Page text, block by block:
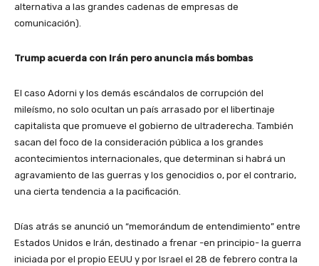
alternativa a las grandes cadenas de empresas de
comunicación).
Trump acuerda con Irán pero anuncia más bombas
El caso Adorni y los demás escándalos de corrupción del
mileísmo, no solo ocultan un país arrasado por el libertinaje
capitalista que promueve el gobierno de ultraderecha. También
sacan del foco de la consideración pública a los grandes
acontecimientos internacionales, que determinan si habrá un
agravamiento de las guerras y los genocidios o, por el contrario,
una cierta tendencia a la pacificación.
Días atrás se anunció un “memorándum de entendimiento” entre
Estados Unidos e Irán, destinado a frenar -en principio- la guerra
iniciada por el propio EEUU y por Israel el 28 de febrero contra la